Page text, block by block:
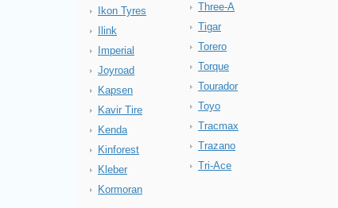
Ikon Tyres
Ilink
Imperial
Joyroad
Kapsen
Kavir Tire
Kenda
Kinforest
Kleber
Kormoran
Three-A
Tigar
Torero
Torque
Tourador
Toyo
Tracmax
Trazano
Tri-Ace